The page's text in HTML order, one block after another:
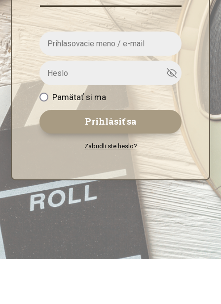
Pamätať si ma
Prihlásiť sa
Zabudli ste heslo?